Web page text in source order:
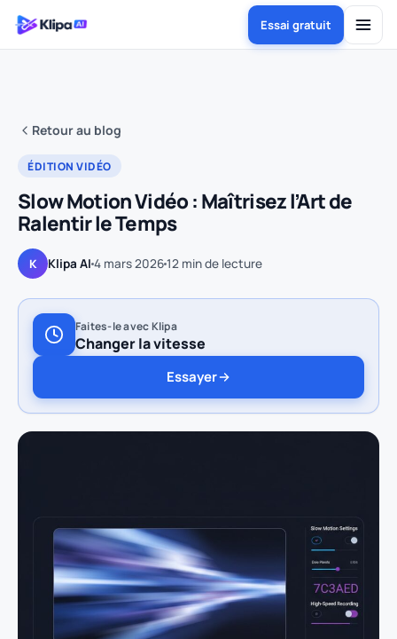
Essai gratuit
Retour au blog
ÉDITION VIDÉO
Slow Motion Vidéo : Maîtrisez l’Art de
Ralentir le Temps
K Klipa AI 4 mars 202612 min de lecture
Faites-le avec Klipa
Changer la vitesse
Essayer